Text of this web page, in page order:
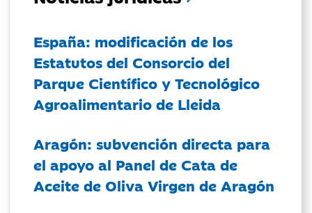
España: modificación de los
Estatutos del Consorcio del
Parque Científico y Tecnológico
Agroalimentario de Lleida
Aragón: subvención directa para
el apoyo al Panel de Cata de
Aceite de Oliva Virgen de Aragón